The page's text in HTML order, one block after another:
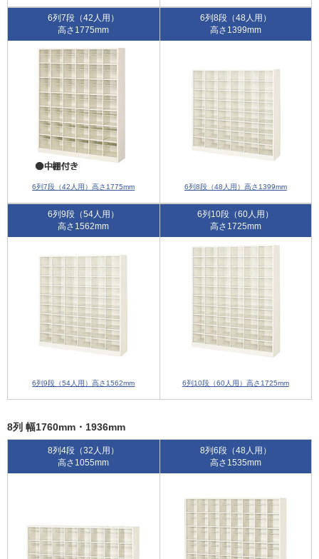
6列7段（42人用）
高さ1775mm
6列7段（42人用）高さ1775mm
6列8段（48人用）
高さ1399mm
6列8段（48人用）高さ1399mm
6列9段（54人用）
高さ1562mm
6列9段（54人用）高さ1562mm
6列10段（60人用）
高さ1725mm
6列10段（60人用）高さ1725mm
8列 幅1760mm・1936mm
8列4段（32人用）
高さ1055mm
8列6段（48人用）
高さ1535mm